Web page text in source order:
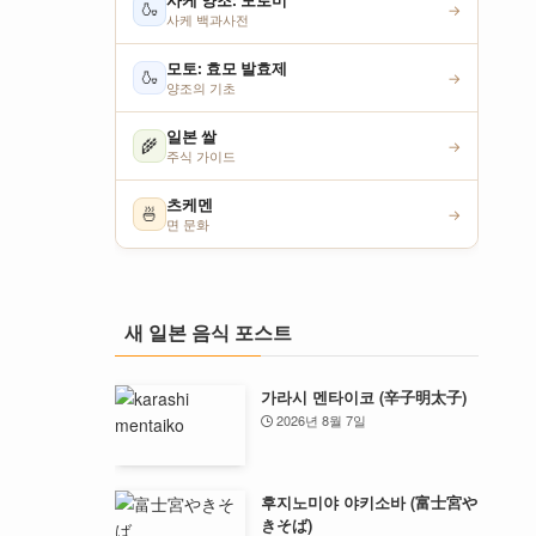
🍶
사케 백과사전
→
🍶 모토: 효모 발효제
양조의 기초
→
🌾 일본 쌀
주식 가이드
→
🍜 츠케멘
면 문화
→
새 일본 음식 포스트
가라시 멘타이코 (辛子明太子)
2026년 8월 7일
후지노미야 야키소바 (富士宮や
きそば)